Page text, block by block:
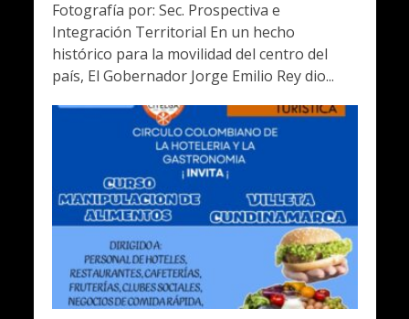
Fotografía por: Sec. Prospectiva e
Integración Territorial En un hecho
histórico para la movilidad del centro del
país, El Gobernador Jorge Emilio Rey dio...